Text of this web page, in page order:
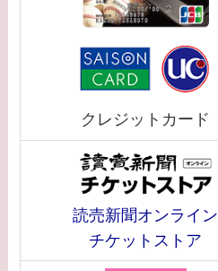
クレジットカード
読売新聞オンライン
チケットストア